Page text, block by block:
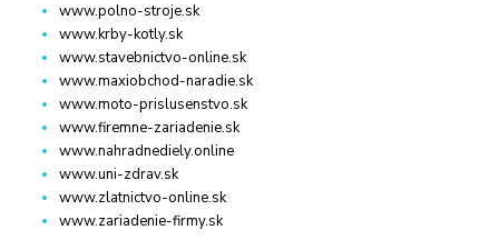
www.polno-stroje.sk
www.krby-kotly.sk
www.stavebnictvo-online.sk
www.maxiobchod-naradie.sk
www.moto-prislusenstvo.sk
www.firemne-zariadenie.sk
www.nahradnediely.online
www.uni-zdrav.sk
www.zlatnictvo-online.sk
www.zariadenie-firmy.sk